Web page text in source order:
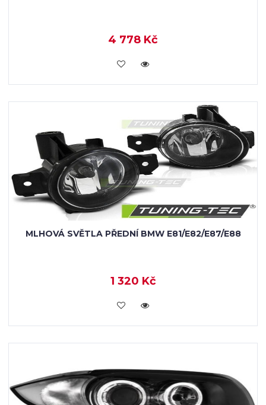
4 778 Kč
KOUPIT
MLHOVÁ SVĚTLA PŘEDNÍ BMW E81/E82/E87/E88
1 320 Kč
KOUPIT